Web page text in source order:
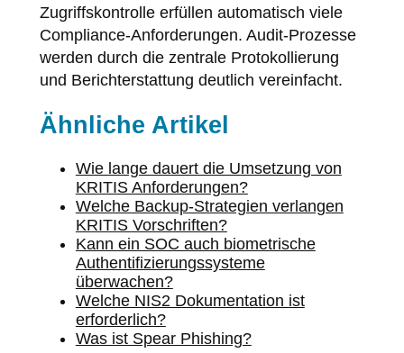
Zugriffskontrolle erfüllen automatisch viele
Compliance-Anforderungen. Audit-Prozesse
werden durch die zentrale Protokollierung
und Berichterstattung deutlich vereinfacht.
Ähnliche Artikel
Wie lange dauert die Umsetzung von
KRITIS Anforderungen?
Welche Backup-Strategien verlangen
KRITIS Vorschriften?
Kann ein SOC auch biometrische
Authentifizierungssysteme
überwachen?
Welche NIS2 Dokumentation ist
erforderlich?
Was ist Spear Phishing?